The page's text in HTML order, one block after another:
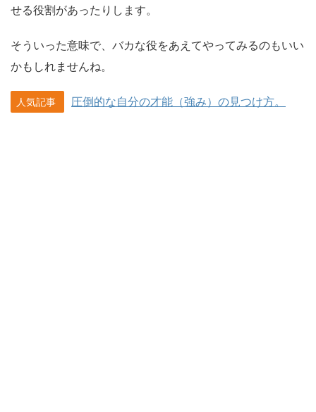
せる役割があったりします。
そういった意味で、バカな役をあえてやってみるのもいい
かもしれませんね。
人気記事 圧倒的な自分の才能（強み）の見つけ方。